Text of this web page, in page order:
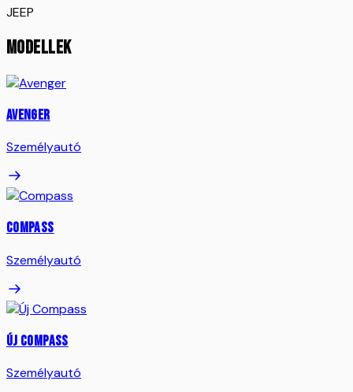
JEEP
MODELLEK
Avenger
Személyautó
Compass
Személyautó
Új Compass
Személyautó